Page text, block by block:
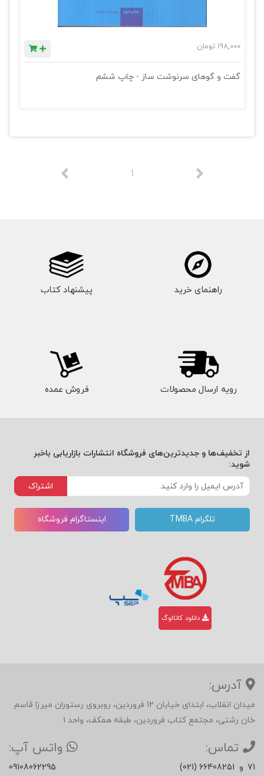
198,000 تومان
گفت و گوهای سرنوشت ساز - چاپ ششم
1
راهنمای خرید پیشنهاد کتاب
رویه ارسال محصولات فروش عمده
از تخفیف‌ها و جدیدترین‌های فروشگاه انتشارات بازاریابی باخبر
شوید:
اشتراک
تلگرام TMBA اینستاگرام فروشگاه
دانلود کاتالوگ
آدرس:
میدان انقلاب، ابتدای خیابان 12 فروردین، روبروی رستوران میرزا قاسم
خان رشتی، مجتمع کتاب فروردین، طبقه همکف، واحد 1
تماس:
(021) 66408251 و 71
واتس آپ:
09108062295